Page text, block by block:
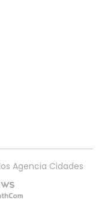
Agencia Cidades